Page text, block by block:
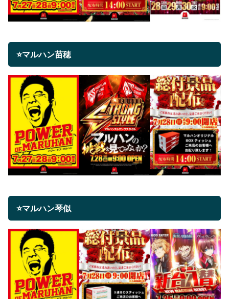
⭐マルハン苗穂
⭐マルハン琴似